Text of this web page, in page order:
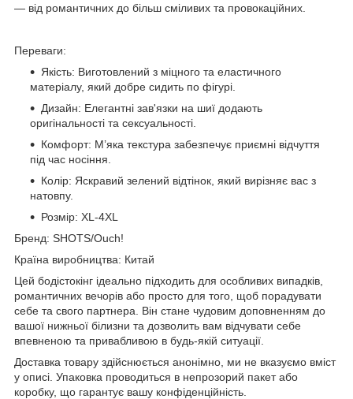
— від романтичних до більш сміливих та провокаційних.
Переваги:
Якість: Виготовлений з міцного та еластичного
матеріалу, який добре сидить по фігурі.
Дизайн: Елегантні зав'язки на шиї додають
оригінальності та сексуальності.
Комфорт: М’яка текстура забезпечує приємні відчуття
під час носіння.
Колір: Яскравий зелений відтінок, який вирізняє вас з
натовпу.
Розмір: XL-4XL
Бренд: SHOTS/Ouch!
Країна виробництва: Китай
Цей бодістокінг ідеально підходить для особливих випадків,
романтичних вечорів або просто для того, щоб порадувати
себе та свого партнера. Він стане чудовим доповненням до
вашої нижньої білизни та дозволить вам відчувати себе
впевненою та привабливою в будь-якій ситуації.
Доставка товару здійснюється анонімно, ми не вказуємо вміст
у описі. Упаковка проводиться в непрозорий пакет або
коробку, що гарантує вашу конфіденційність.